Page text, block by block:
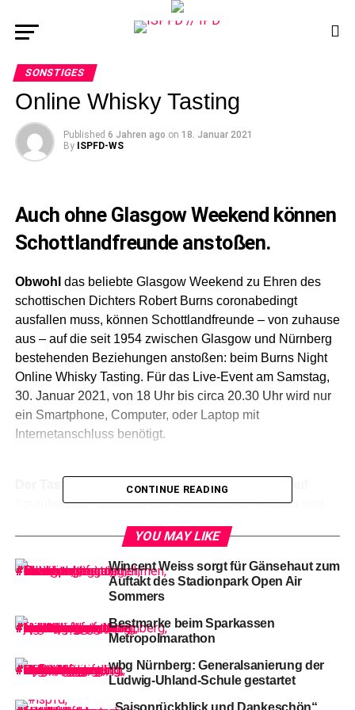
SONSTIGES
Online Whisky Tasting
Published 6 Jahren ago on 18. Januar 2021
By ISPFD-WS
Auch ohne Glasgow Weekend können
Schottlandfreunde anstoßen.
Obwohl das beliebte Glasgow Weekend zu Ehren des
schottischen Dichters Robert Burns coronabedingt
ausfallen muss, können Schottlandfreunde – von zuhause
aus – auf die seit 1954 zwischen Glasgow und Nürnberg
bestehenden Beziehungen anstoßen: beim Burns Night
Online Whisky Tasting. Für das Live-Event am Samstag,
30. Januar 2021, von 18 Uhr bis circa 20.30 Uhr wird nur
ein Smartphone, Computer, oder Laptop mit
Internetanschluss benötigt.
Der Tasting Master Gerald Andréverkostet live auf
Youtube und Facebook fünf verschiedene Whiskys und
die „Burns Night“. Dabei geht er auf schriftliche Fragen
und Kommentare im Chat ein. Das Team vom „Bäckerhof /
The Thirsty Baker“ versorgt die angemeldeten Gäste
rechtzeitig vorher mit folgenden Whiskys: Auchentoshan,
Deanston, Arran, Ardmore, Caol Ila Cadenhead.
kostet 28 Euro zuzüglich 5,90 Euro Versandkosten.
Alternativ kann das Set am Donnerstag, 28. Januar 2021,
CONTINUE READING
YOU MAY LIKE
Wincent Weiss sorgt für Gänsehaut zum
Auftakt des Stadionpark Open Air
Sommers
Bestmarke beim Sparkassen
Metropolmarathon
wbg Nürnberg: Generalsanierung der
Ludwig-Uhland-Schule gestartet
„Saisonrückblick und Dankeschön“